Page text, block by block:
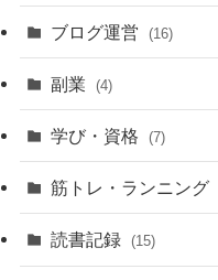
ブログ運営 (16)
副業 (4)
学び・資格 (7)
筋トレ・ランニング
読書記録 (15)